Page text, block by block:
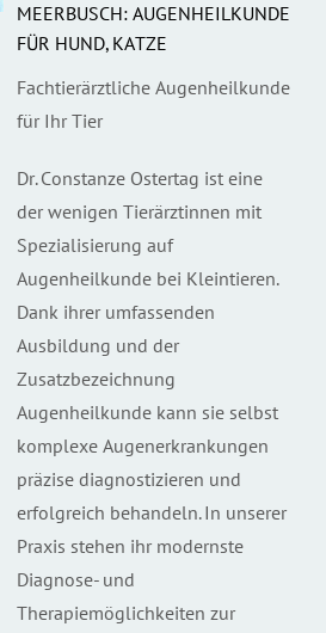
MEERBUSCH: AUGENHEILKUNDE
FÜR HUND, KATZE
Fachtierärztliche Augenheilkunde
für Ihr Tier
Dr. Constanze Ostertag ist eine
der wenigen Tierärztinnen mit
Spezialisierung auf
Augenheilkunde bei Kleintieren.
Dank ihrer umfassenden
Ausbildung und der
Zusatzbezeichnung
Augenheilkunde kann sie selbst
komplexe Augenerkrankungen
präzise diagnostizieren und
erfolgreich behandeln. In unserer
Praxis stehen ihr modernste
Diagnose- und
Therapiemöglichkeiten zur